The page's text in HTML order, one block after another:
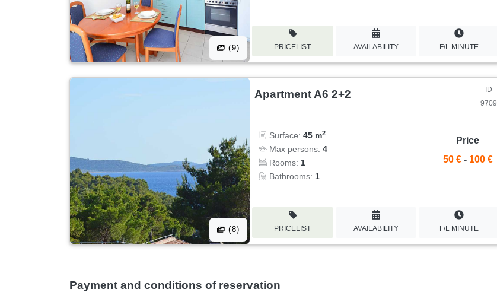
(9) PRICELIST AVAILABILITY F/L MINUTE
(8)
Apartment A6 2+2
ID
9709
Surface:45 m2
Max persons:4
Rooms: 1
Bathrooms: 1
Price
50 € - 100 €
PRICELIST AVAILABILITY F/L MINUTE
Payment and conditions of reservation